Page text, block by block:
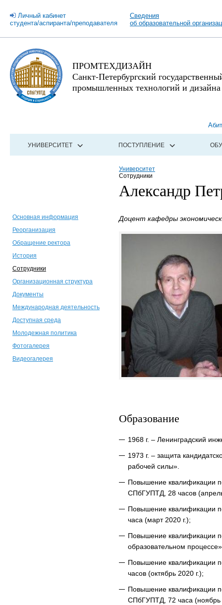
Личный кабинет
студента/аспиранта/преподавателя
Сведения
об образовательной
ПРОМТЕХДИЗАЙН
Санкт-Петербургский
промышленных технологий и дизайна
УНИВЕРСИТЕТ ПОСТУПЛЕНИЕ
Университет
Сотрудники
Александр
Основная информация
Реорганизация
Обращение ректора
История
Сотрудники
Организационная структура
Документы
Международная деятельность
Доступная среда
Молодежная политика
Фотогалерея
Видеогалерея
Доцент кафедры
Образование
1968 г. – Ленинградский
1973 г. – защита
рабочей силы».
Повышение квалификации
СПбГУПТД, 28 часов
Повышение квалификации
часа (март 2020 г.);
Повышение квалификации
образовательном
Повышение квалификации
часов (октябрь 2020 г.);
Повышение квалификации
СПбГУПТД, 72 часа (ноябрь